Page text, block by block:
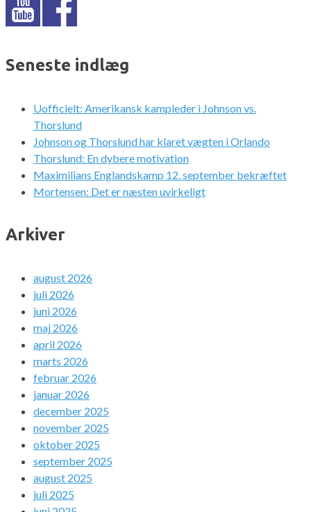
Seneste indlæg
Uofficielt: Amerikansk kampleder i Johnson vs.
Thorslund
Johnson og Thorslund har klaret vægten i Orlando
Thorslund: En dybere motivation
Maximilians Englandskamp 12. september bekræftet
Mortensen: Det er næsten uvirkeligt
Arkiver
august 2026
juli 2026
juni 2026
maj 2026
april 2026
marts 2026
februar 2026
januar 2026
december 2025
november 2025
oktober 2025
september 2025
august 2025
juli 2025